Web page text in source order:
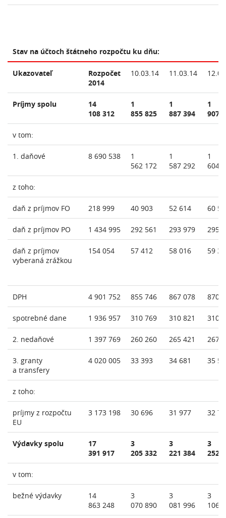
Stav na účtoch štátneho rozpočtu ku dňu:
Ukazovateľ
Rozpočet
2014
10.03.14 11.03.14
Príjmy spolu
14
108 312
1
855 825
1
887 394
1
907
v tom:
1. daňové 8 690 538
1
562 172
1
587 292
1
604
z toho:
daň z príjmov FO 218 999 40 903 52 614 60
daň z príjmov PO 1 434 995 292 561 293 979 295
daň z príjmov
vyberaná zrážkou
154 054 57 412 58 016 59
DPH 4 901 752 855 746 867 078 870
spotrebné dane 1 936 957 310 769 310 821 310
2. nedaňové 1 397 769 260 260 265 421 267
3. granty
a transfery
4 020 005 33 393 34 681 35
z toho:
príjmy z rozpočtu
EU
3 173 198 30 696 31 977 32
Výdavky spolu
17
391 917
3
205 332
3
221 384
3
252
v tom:
bežné výdavky
14
863 248
3
070 890
3
081 996
3
106